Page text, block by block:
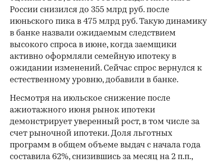
России снизился до 355 млрд руб. после
июньского пика в 475 млрд руб. Такую динамику
в банке назвали ожидаемым следствием
высокого спроса в июне, когда заемщики
активно оформляли семейную ипотеку в
ожидании изменений. Сейчас спрос вернулся к
естественному уровню, добавили в банке.
Несмотря на июльское снижение после
ажиотажного июня рынок ипотеки
демонстрирует уверенный рост, в том числе за
счет рыночной ипотеки. Доля льготных
программ в общем объеме выдач с начала года
составила 62%, снизившись за месяц на 2 п.п.,